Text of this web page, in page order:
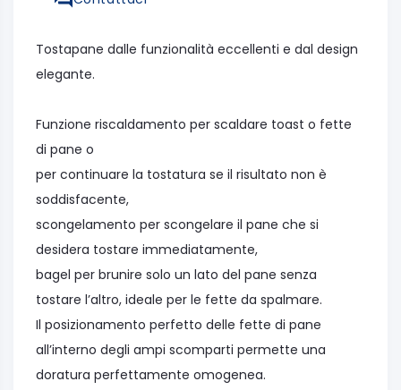
Tostapane dalle funzionalità eccellenti e dal design
elegante.
Funzione riscaldamento per scaldare toast o fette
di pane o
per continuare la tostatura se il risultato non è
soddisfacente,
scongelamento per scongelare il pane che si
desidera tostare immediatamente,
bagel per brunire solo un lato del pane senza
tostare l’altro, ideale per le fette da spalmare.
Il posizionamento perfetto delle fette di pane
all’interno degli ampi scomparti permette una
doratura perfettamente omogenea.